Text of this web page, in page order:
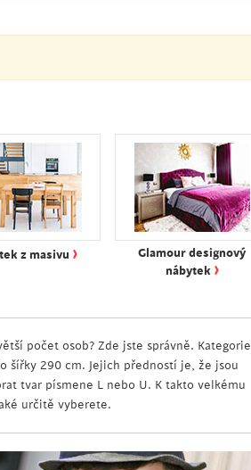
z masivu ›
Glamour designový
nábytek ›
počet osob? Zde jste správně. Kategorie
šířky 290 cm. Jejich předností je, že jsou
tvar písmene L nebo U. K takto velkému
určitě vyberete.